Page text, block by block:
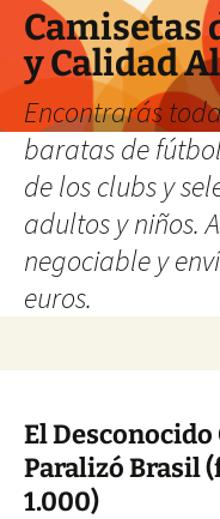
Camisetas
y Calidad
Encontrarás
baratas de
de los clubs y
adultos y niños.
negociable y
euros.
El Desconocido
Paralizó Brasil
1.000)